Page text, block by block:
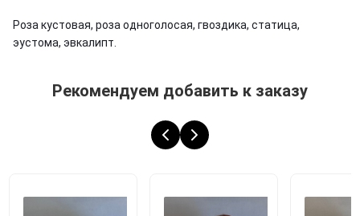
Роза кустовая, роза одноголосая, гвоздика, статица,
эустома, эвкалипт.
Рекомендуем добавить к заказу